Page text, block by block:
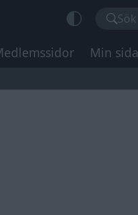
Sök
Min sida